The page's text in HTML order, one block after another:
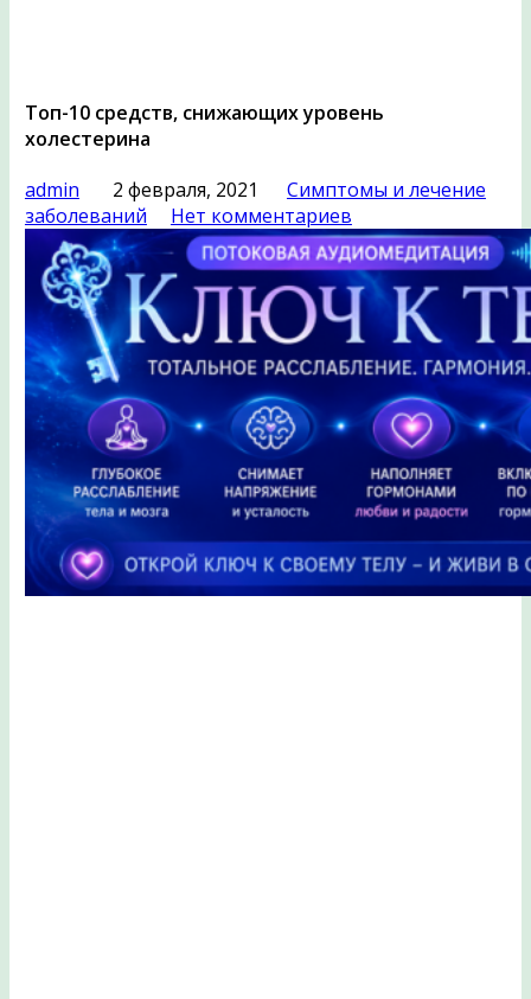
Топ-10 средств, снижающих уровень
холестерина
admin
2 февраля, 2021
Симптомы и лечение
заболеваний
Нет комментариев